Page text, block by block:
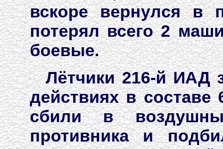
вскоре вернулся в
потерял всего 2
боевые.
Лётчики 216-й ИАД
действиях в составе
сбили в
противника и